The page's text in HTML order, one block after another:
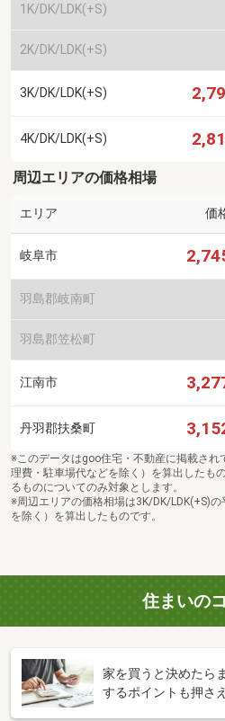
1K/DK/LDK(+S)
2K/DK/LDK(+S)
3K/DK/LDK(+S)
4K/DK/LDK(+S)
周辺エリアの価格相場
エリア 価
岐阜市
羽島郡岐南町
羽島郡笠松町
江南市
丹羽郡扶桑町
※このデータはgoo住宅・不動産に掲載さ
理費・駐車場代などを除く）を算出したも
るものについてのみ対象とします。
※周辺エリアの価格相場は3K/DK/LDK(+S)
を除く）を算出したものです。
住まいの
家を買うと決めたら
するポイントも押さ